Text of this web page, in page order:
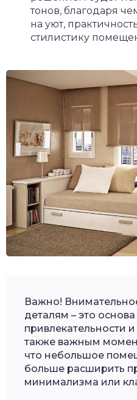
тонов, благодаря
на уют,
стилистику
Важно!
деталям – это
привлекательности
также важным
что небольшое
больше расширить
минимализма или